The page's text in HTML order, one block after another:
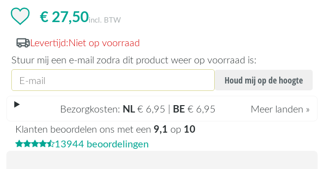
€ 27,50incl. BTW
Levertijd:Niet op voorraad
Stuur mij een e-mail zodra dit product weer op voorraad is:
Houd mij op de hoogte
Bezorgkosten: NL€ 6,95 | BE € 6,95
Meer landen »
Klanten beoordelen ons met een 9,1 op 10
13944 beoordelingen